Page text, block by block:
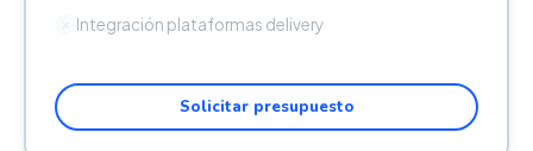
Integración plataformas delivery
Solicitar presupuesto